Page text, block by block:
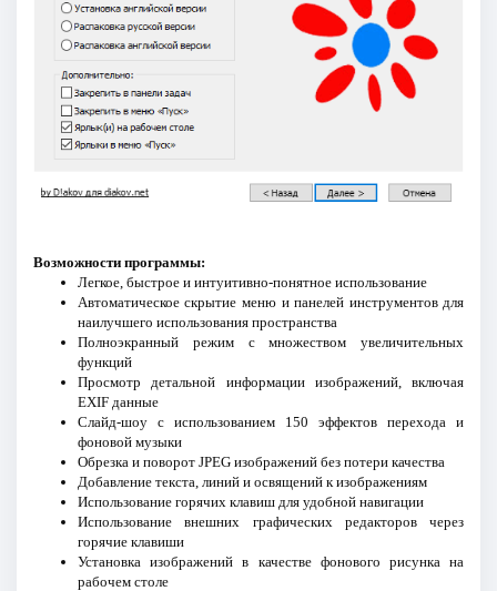
Возможности программы:
Легкое, быстрое и интуитивно-понятное использование
Автоматическое скрытие меню и панелей инструментов для
наилучшего использования пространства
Полноэкранный режим с множеством увеличительных
функций
Просмотр детальной информации изображений, включая
EXIF данные
Слайд-шоу с использованием 150 эффектов перехода и
фоновой музыки
Обрезка и поворот JPEG изображений без потери качества
Добавление текста, линий и освящений к изображениям
Использование горячих клавиш для удобной навигации
Использование внешних графических редакторов через
горячие клавиши
Установка изображений в качестве фонового рисунка на
рабочем столе